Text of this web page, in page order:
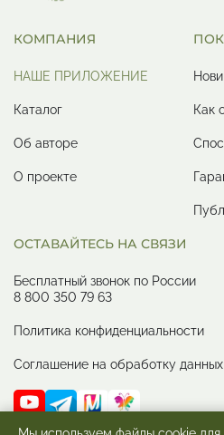
КОМПАНИЯ
НАШЕ ПРИЛОЖЕНИЕ
Каталог
Об авторе
О проекте
Как
ОСТАВАЙТЕСЬ НА СВЯЗИ
Бесплатный звонок по России
8 800 350 79 63
Политика конфиденциальности
Соглашение на обработку данных